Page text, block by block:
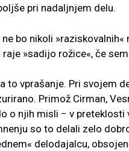
pri nadaljnjem delu.
bo nikoli »raziskovalnih«
»sadijo rožice«, če
to vprašanje. Pri svojem
Primož Cirman,
o njih misli − v preteklosti
so to delali zelo
delodajalcu,